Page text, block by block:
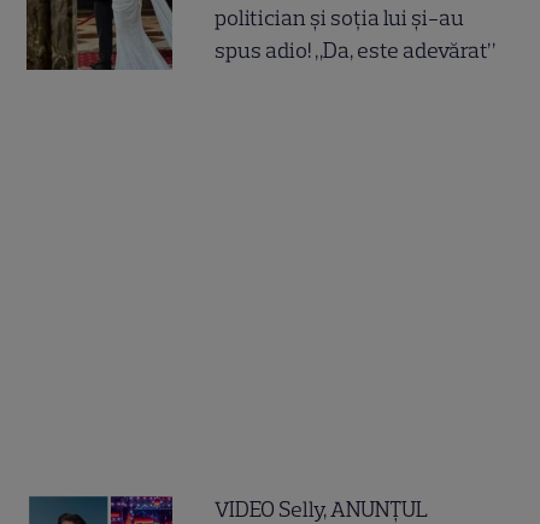
politician și soția lui și-au
spus adio! „Da, este adevărat”
VIDEO Selly, ANUNȚUL